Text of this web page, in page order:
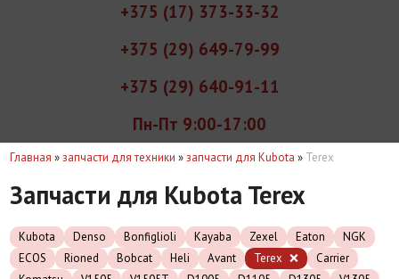
+375 (17) 373-33-32
+375 (29) 649-79-99
+375 (29) 640-91-11
Пн-Пт 9:00-17:00
Главная »запчасти для техники »запчасти для Kubota » Terex
Запчасти для Kubota Terex
Kubota Denso Bonfiglioli Kayaba Zexel Eaton
NGK
ECOS
Rioned Bobcat Heli Avant Terex
Carrier